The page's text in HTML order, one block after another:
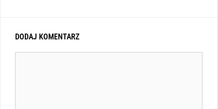
DODAJ KOMENTARZ